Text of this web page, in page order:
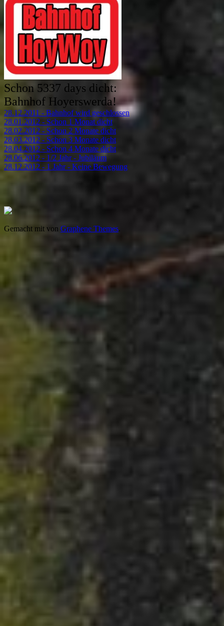
Schon 5337 days dicht:
Bahnhof Hoyerswerda!
28.12.2011 - Bahnhof wird geschlossen
28.01.2012 - Schon 1 Monat dicht
28.02.2012 - Schon 2 Monate dicht
28.03.2012 - Schon 3 Monate dicht
28.04.2012 - Schon 4 Monate dicht
28.06.2012 - 1/2 Jahr - Jubiläum
28.12.2012 - 1 Jahr - Keine Bewegung
Gemacht mit von Graphene Themes